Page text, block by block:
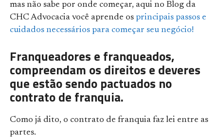
mas não sabe por onde começar, aqui no Blog da
CHC Advocacia você aprende os principais passos e
cuidados necessários para começar seu negócio!
Franqueadores e franqueados,
compreendam os direitos e deveres
que estão sendo pactuados no
contrato de franquia.
Como já dito, o contrato de franquia faz lei entre as
partes.